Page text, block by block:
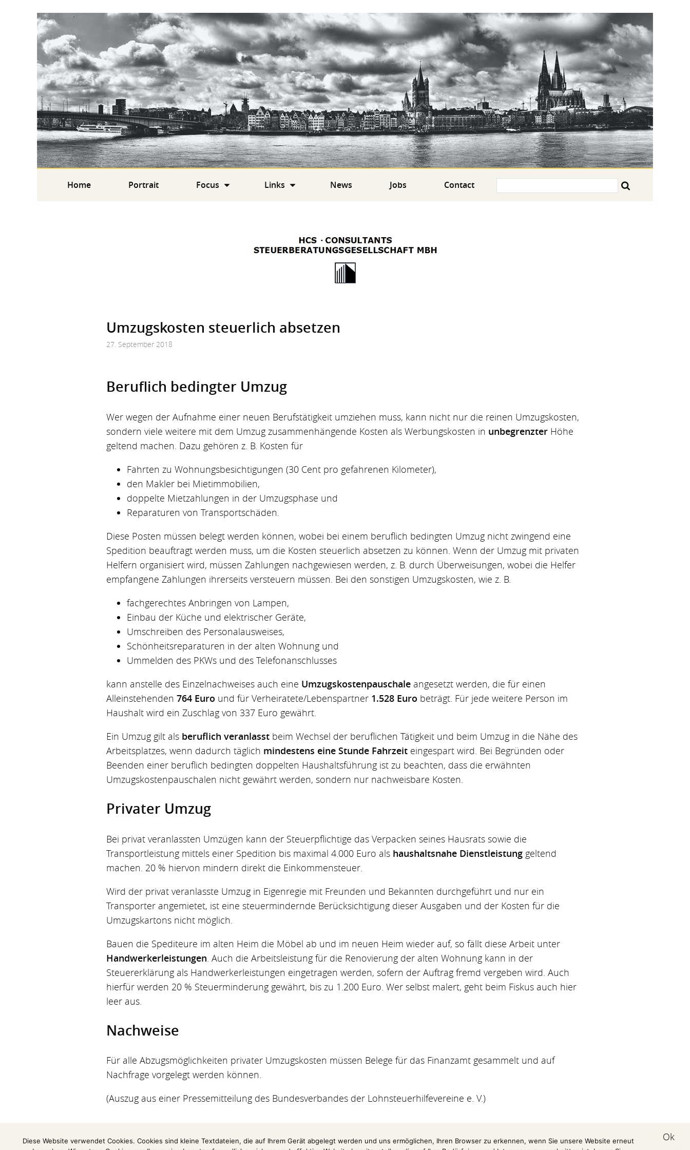
Home Portrait Focus Links News Jobs Contact
Umzugskosten steuerlich absetzen
27. September 2018
Beruflich bedingter Umzug
Wer wegen der Aufnahme einer neuen Berufstätigkeit umziehen muss, kann nicht nur die reinen Umzugskosten,
sondern viele weitere mit dem Umzug zusammenhängende Kosten als Werbungskosten in unbegrenzter Höhe
geltend machen. Dazu gehören z. B. Kosten für
Fahrten zu Wohnungsbesichtigungen (30 Cent pro gefahrenen Kilometer),
den Makler bei Mietimmobilien,
doppelte Mietzahlungen in der Umzugsphase und
Reparaturen von Transportschäden.
Diese Posten müssen belegt werden können, wobei bei einem beruflich bedingten Umzug nicht zwingend eine
Spedition beauftragt werden muss, um die Kosten steuerlich absetzen zu können. Wenn der Umzug mit privaten
Helfern organisiert wird, müssen Zahlungen nachgewiesen werden, z. B. durch Überweisungen, wobei die Helfer
empfangene Zahlungen ihrerseits versteuern müssen. Bei den sonstigen Umzugskosten, wie z. B.
fachgerechtes Anbringen von Lampen,
Einbau der Küche und elektrischer Geräte,
Umschreiben des Personalausweises,
Schönheitsreparaturen in der alten Wohnung und
Ummelden des PKWs und des Telefonanschlusses
kann anstelle des Einzelnachweises auch eine Umzugskostenpauschale angesetzt werden, die für einen
Alleinstehenden 764 Euro und für Verheiratete/Lebenspartner 1.528 Euro beträgt. Für jede weitere Person im
Haushalt wird ein Zuschlag von 337 Euro gewährt.
Ein Umzug gilt als beruflich veranlasst beim Wechsel der beruflichen Tätigkeit und beim Umzug in die Nähe des
Arbeitsplatzes, wenn dadurch täglich mindestens eine Stunde Fahrzeit eingespart wird. Bei Begründen oder
Beenden einer beruflich bedingten doppelten Haushaltsführung ist zu beachten, dass die erwähnten
Umzugskostenpauschalen nicht gewährt werden, sondern nur nachweisbare Kosten.
Privater Umzug
Bei privat veranlassten Umzügen kann der Steuerpflichtige das Verpacken seines Hausrats sowie die
Transportleistung mittels einer Spedition bis maximal 4.000 Euro als haushaltsnahe Dienstleistung geltend
machen. 20 % hiervon mindern direkt die Einkommensteuer.
Wird der privat veranlasste Umzug in Eigenregie mit Freunden und Bekannten durchgeführt und nur ein
Transporter angemietet, ist eine steuermindernde Berücksichtigung dieser Ausgaben und der Kosten für die
Umzugskartons nicht möglich.
Bauen die Spediteure im alten Heim die Möbel ab und im neuen Heim wieder auf, so fällt diese Arbeit unter
Handwerkerleistungen . Auch die Arbeitsleistung für die Renovierung der alten Wohnung kann in der
Steuererklärung als Handwerkerleistungen eingetragen werden, sofern der Auftrag fremd vergeben wird. Auch
hierfür werden 20 % Steuerminderung gewährt, bis zu 1.200 Euro. Wer selbst malert, geht beim Fiskus auch hier
leer aus.
Nachweise
Für alle Abzugsmöglichkeiten privater Umzugskosten müssen Belege für das Finanzamt gesammelt und auf
Nachfrage vorgelegt werden können.
(Auszug aus einer Pressemitteilung des Bundesverbandes der Lohnsteuerhilfevereine e. V.)
Diese Website verwendet Cookies. Cookies sind kleine Textdateien, die auf Ihrem Gerät abgelegt werden und uns ermöglichen, Ihren Browser zu erkennen, wenn Sie unsere Website erneut
Ok